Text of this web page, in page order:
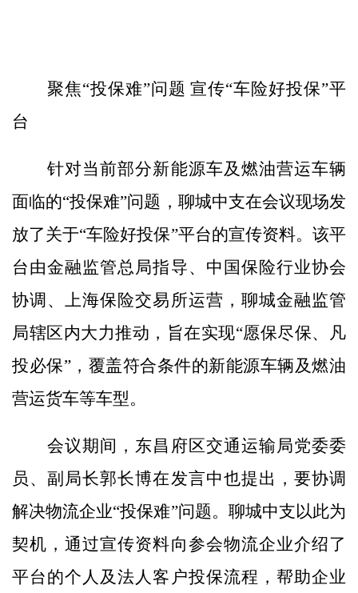
聚焦“投保难”问题 宣传“车险好投保”平
台
针对当前部分新能源车及燃油营运车辆
面临的“投保难”问题，聊城中支在会议现场发
放了关于“车险好投保”平台的宣传资料。该平
台由金融监管总局指导、中国保险行业协会
协调、上海保险交易所运营，聊城金融监管
局辖区内大力推动，旨在实现“愿保尽保、凡
投必保”，覆盖符合条件的新能源车辆及燃油
营运货车等车型。
会议期间，东昌府区交通运输局党委委
员、副局长郭长博在发言中也提出，要协调
解决物流企业“投保难”问题。聊城中支以此为
契机，通过宣传资料向参会物流企业介绍了
平台的个人及法人客户投保流程，帮助企业